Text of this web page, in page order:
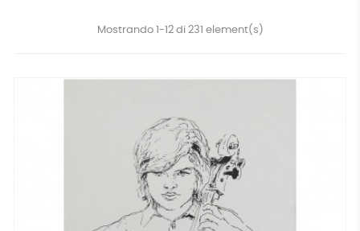
Mostrando 1-12 di 231 element(s)